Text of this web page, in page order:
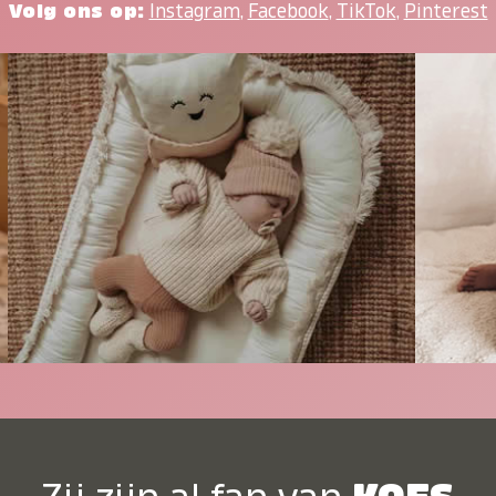
Volg ons op: Instagram, Facebook, TikTok, Pinterest